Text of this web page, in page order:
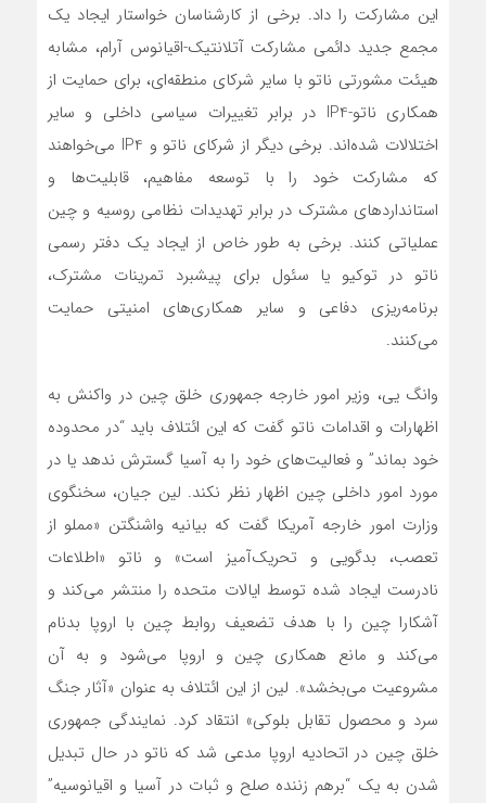
این مشارکت را داد. برخی از کارشناسان خواستار ایجاد یک
مجمع جدید دائمی مشارکت آتلانتیک-اقیانوس آرام، مشابه
هیئت مشورتی ناتو با سایر شرکای منطقه‌ای، برای حمایت از
همکاری ناتو-IP4 در برابر تغییرات سیاسی داخلی و سایر
اختلالات شده‌اند. برخی دیگر از شرکای ناتو و IP4‌ می‌خواهند
که مشارکت خود را با توسعه مفاهیم، ​​قابلیت‌ها و
استانداردهای مشترک در برابر تهدیدات نظامی روسیه و چین
عملیاتی کنند. برخی به طور خاص از ایجاد یک دفتر رسمی
ناتو در توکیو یا سئول برای پیشبرد تمرینات مشترک،
برنامه‌ریزی دفاعی و سایر همکاری‌های امنیتی حمایت‌
می‌کنند.
وانگ یی، وزیر امور خارجه جمهوری خلق چین در واکنش به
اظهارات و اقدامات ناتو گفت که این ائتلاف باید “در محدوده
خود بماند” و فعالیت‌های خود را به آسیا گسترش ندهد یا در
مورد امور داخلی چین اظهار نظر نکند. لین جیان، سخنگوی
وزارت امور خارجه آمریکا گفت که بیانیه واشنگتن «مملو از
تعصب، بدگویی و تحریک‌آمیز است» و ناتو «اطلاعات
نادرست ایجاد شده توسط ایالات متحده را منتشر می‌کند و
آشکارا چین را با هدف تضعیف روابط چین با اروپا بدنام
می‌کند و مانع همکاری چین و اروپا می‌شود و به آن
مشروعیت می‌بخشد». لین از این ائتلاف به عنوان «آثار جنگ
سرد و محصول تقابل بلوکی» انتقاد کرد. نمایندگی جمهوری
خلق چین در اتحادیه اروپا مدعی شد که ناتو در حال تبدیل
شدن به یک “برهم زننده صلح و ثبات در آسیا و اقیانوسیه”